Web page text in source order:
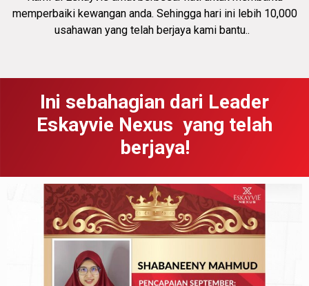
memperbaiki kewangan anda. Sehingga hari ini lebih 10,000
usahawan yang telah berjaya kami bantu..
Ini sebahagian dari Leader
Eskayvie Nexus yang telah
berjaya!